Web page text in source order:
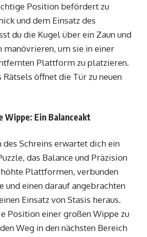
Position befördert zu
und dem Einsatz des
du die Kugel über ein Zaun und
manövrieren, um sie in einer
Plattform zu platzieren.
Rätsels öffnet die Tür zu neuen
Wippe: Ein Balanceakt
Schreins erwartet dich ein
das Balance und Präzision
Plattformen, verbunden
und einen darauf angebrachten
Einsatz von Stasis heraus.
Position einer großen Wippe zu
Weg in den nächsten Bereich